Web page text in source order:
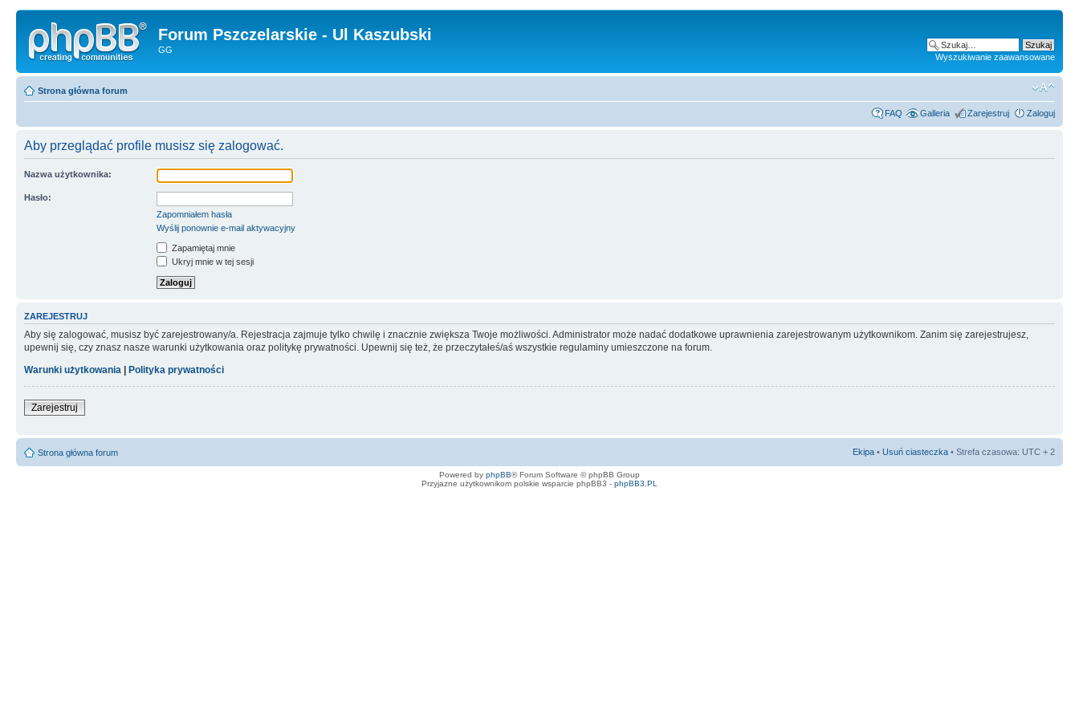
Forum Pszczelarskie - Ul Kaszubski
GG
Wyszukiwanie zaawansowane
Strona główna forum
FAQ Galleria Zarejestruj Zaloguj
Aby przeglądać profile musisz się zalogować.
Nazwa użytkownika:
Hasło:
Zapomniałem hasła
Wyślij ponownie e-mail aktywacyjny
Zapamiętaj mnie
Ukryj mnie w tej sesji
ZAREJESTRUJ
Aby się zalogować, musisz być zarejestrowany/a. Rejestracja zajmuje tylko chwilę i znacznie zwiększa Twoje możliwości. Administrator może nadać dodatkowe uprawnienia zarejestrowanym użytkownikom. Zanim się zarejestrujesz,
upewnij się, czy znasz nasze warunki użytkowania oraz politykę prywatności. Upewnij się też, że przeczytałeś/aś wszystkie regulaminy umieszczone na forum.
Warunki użytkowania
Polityka prywatności
Zarejestruj
Strona główna forum Ekipa • Usuń ciasteczka • Strefa czasowa: UTC + 2
Powered by phpBB® Forum Software © phpBB Group
Przyjazne użytkownikom polskie wsparcie phpBB3 - phpBB3.PL